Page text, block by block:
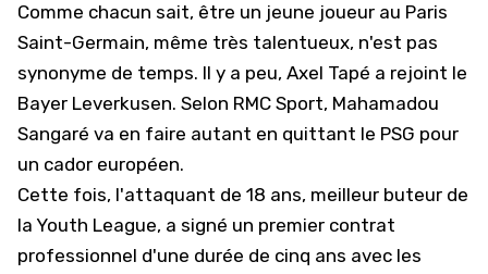
Comme chacun sait, être un jeune joueur au Paris
Saint-Germain, même très talentueux, n'est pas
synonyme de temps. Il y a peu, Axel Tapé a rejoint le
Bayer Leverkusen. Selon RMC Sport, Mahamadou
Sangaré va en faire autant en quittant le PSG pour
un cador européen.
Cette fois, l'attaquant de 18 ans, meilleur buteur de
la Youth League, a signé un premier contrat
professionnel d'une durée de cinq ans avec les